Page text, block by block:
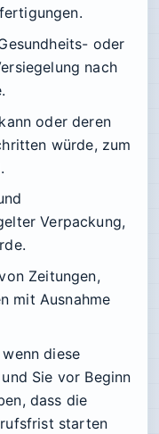
oder
nach
oder deren
würde, zum
Verpackung,
Zeitungen,
mit Ausnahme
diese
Sie vor Beginn
dass die
starten